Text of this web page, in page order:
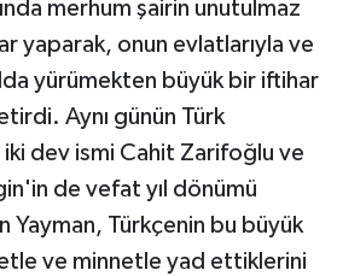
merhum şairin unutulmaz
yaparak, onun evlatlarıyla ve
yürümekten büyük bir iftihar
Aynı günün Türk
iki dev ismi Cahit Zarifoğlu ve
de vefat yıl dönümü
Yayman, Türkçenin bu büyük
ve minnetle yad ettiklerini